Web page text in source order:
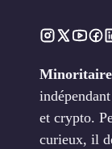
et crypto.
curieux, il